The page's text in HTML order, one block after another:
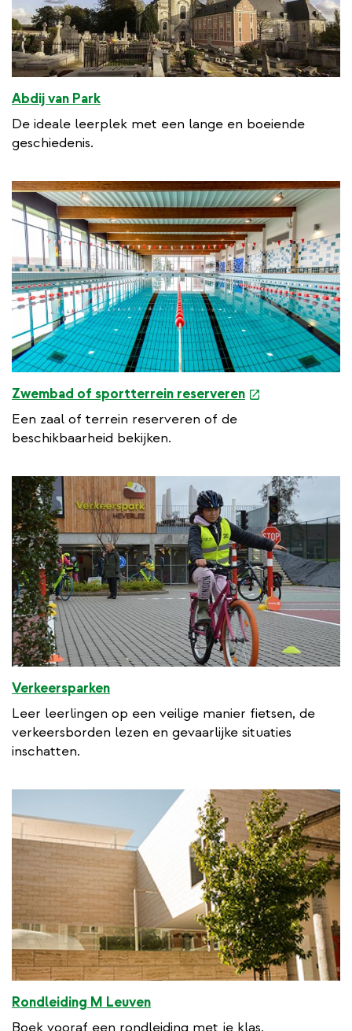
Abdij van Park
De ideale leerplek met een lange en boeiende
geschiedenis.
Zwembad of sportterrein reserveren
e
x
t
n
a
l
l
i
n
k
Een zaal of terrein reserveren of de
beschikbaarheid bekijken.
Verkeersparken
Leer leerlingen op een veilige manier fietsen, de
verkeersborden lezen en gevaarlijke situaties
inschatten.
Rondleiding M Leuven